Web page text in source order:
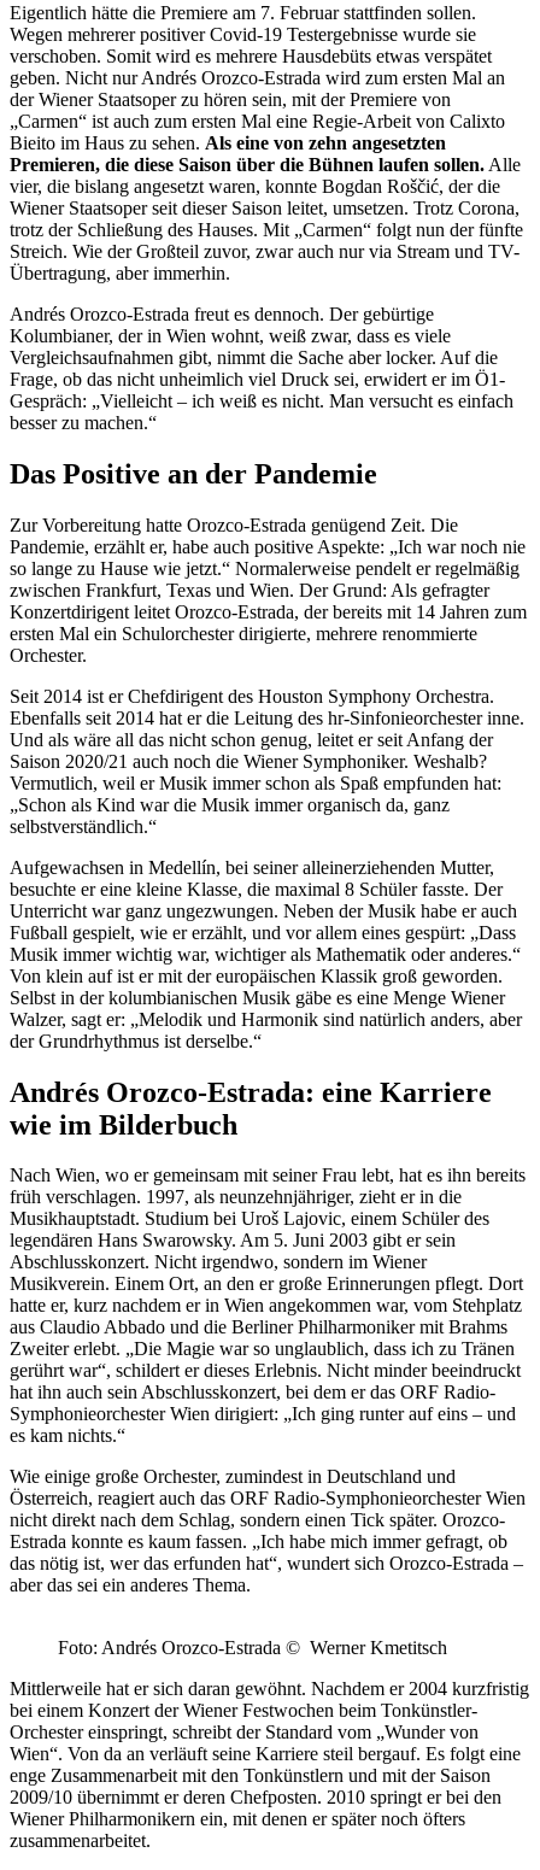
Eigentlich hätte die Premiere am 7. Februar stattfinden sollen.
Wegen mehrerer positiver Covid-19 Testergebnisse wurde sie
verschoben. Somit wird es mehrere Hausdebüts etwas verspätet
geben. Nicht nur Andrés Orozco-Estrada wird zum ersten Mal an
der Wiener Staatsoper zu hören sein, mit der Premiere von
„Carmen“ ist auch zum ersten Mal eine Regie-Arbeit von Calixto
Bieito im Haus zu sehen. Als eine von zehn angesetzten
Premieren, die diese Saison über die Bühnen laufen sollen. Alle
vier, die bislang angesetzt waren, konnte Bogdan Roščić, der die
Wiener Staatsoper seit dieser Saison leitet, umsetzen. Trotz Corona,
trotz der Schließung des Hauses. Mit „Carmen“ folgt nun der fünfte
Streich. Wie der Großteil zuvor, zwar auch nur via Stream und TV-
Übertragung, aber immerhin.
Andrés Orozco-Estrada freut es dennoch. Der gebürtige
Kolumbianer, der in Wien wohnt, weiß zwar, dass es viele
Vergleichsaufnahmen gibt, nimmt die Sache aber locker. Auf die
Frage, ob das nicht unheimlich viel Druck sei, erwidert er im Ö1-
Gespräch: „Vielleicht – ich weiß es nicht. Man versucht es einfach
besser zu machen.“
Das Positive an der Pandemie
Zur Vorbereitung hatte Orozco-Estrada genügend Zeit. Die
Pandemie, erzählt er, habe auch positive Aspekte: „Ich war noch nie
so lange zu Hause wie jetzt.“ Normalerweise pendelt er regelmäßig
zwischen Frankfurt, Texas und Wien. Der Grund: Als gefragter
Konzertdirigent leitet Orozco-Estrada, der bereits mit 14 Jahren zum
ersten Mal ein Schulorchester dirigierte, mehrere renommierte
Orchester.
Seit 2014 ist er Chefdirigent des Houston Symphony Orchestra.
Ebenfalls seit 2014 hat er die Leitung des hr-Sinfonieorchester inne.
Und als wäre all das nicht schon genug, leitet er seit Anfang der
Saison 2020/21 auch noch die Wiener Symphoniker. Weshalb?
Vermutlich, weil er Musik immer schon als Spaß empfunden hat:
„Schon als Kind war die Musik immer organisch da, ganz
selbstverständlich.“
Aufgewachsen in Medellín, bei seiner alleinerziehenden Mutter,
besuchte er eine kleine Klasse, die maximal 8 Schüler fasste. Der
Unterricht war ganz ungezwungen. Neben der Musik habe er auch
Fußball gespielt, wie er erzählt, und vor allem eines gespürt: „Dass
Musik immer wichtig war, wichtiger als Mathematik oder anderes.“
Von klein auf ist er mit der europäischen Klassik groß geworden.
Selbst in der kolumbianischen Musik gäbe es eine Menge Wiener
Walzer, sagt er: „Melodik und Harmonik sind natürlich anders, aber
der Grundrhythmus ist derselbe.“
Andrés Orozco-Estrada: eine Karriere
wie im Bilderbuch
Nach Wien, wo er gemeinsam mit seiner Frau lebt, hat es ihn bereits
früh verschlagen. 1997, als neunzehnjähriger, zieht er in die
Musikhauptstadt. Studium bei Uroš Lajovic, einem Schüler des
legendären Hans Swarowsky. Am 5. Juni 2003 gibt er sein
Abschlusskonzert. Nicht irgendwo, sondern im Wiener
Musikverein. Einem Ort, an den er große Erinnerungen pflegt. Dort
hatte er, kurz nachdem er in Wien angekommen war, vom Stehplatz
aus Claudio Abbado und die Berliner Philharmoniker mit Brahms
Zweiter erlebt. „Die Magie war so unglaublich, dass ich zu Tränen
gerührt war“, schildert er dieses Erlebnis. Nicht minder beeindruckt
hat ihn auch sein Abschlusskonzert, bei dem er das ORF Radio-
Symphonieorchester Wien dirigiert: „Ich ging runter auf eins – und
es kam nichts.“
Wie einige große Orchester, zumindest in Deutschland und
Österreich, reagiert auch das ORF Radio-Symphonieorchester Wien
nicht direkt nach dem Schlag, sondern einen Tick später. Orozco-
Estrada konnte es kaum fassen. „Ich habe mich immer gefragt, ob
das nötig ist, wer das erfunden hat“, wundert sich Orozco-Estrada –
aber das sei ein anderes Thema.
Foto: Andrés Orozco-Estrada © Werner Kmetitsch
Mittlerweile hat er sich daran gewöhnt. Nachdem er 2004 kurzfristig
bei einem Konzert der Wiener Festwochen beim Tonkünstler-
Orchester einspringt, schreibt der Standard vom „Wunder von
Wien“. Von da an verläuft seine Karriere steil bergauf. Es folgt eine
enge Zusammenarbeit mit den Tonkünstlern und mit der Saison
2009/10 übernimmt er deren Chefposten. 2010 springt er bei den
Wiener Philharmonikern ein, mit denen er später noch öfters
zusammenarbeitet.